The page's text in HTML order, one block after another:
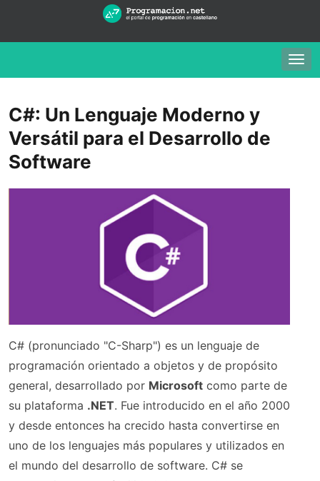
C#: Un Lenguaje Moderno y
Versátil para el Desarrollo de
Software
C# (pronunciado "C-Sharp") es un lenguaje de
programación orientado a objetos y de propósito
general, desarrollado por Microsoft como parte de
su plataforma .NET. Fue introducido en el año 2000
y desde entonces ha crecido hasta convertirse en
uno de los lenguajes más populares y utilizados en
el mundo del desarrollo de software. C# se